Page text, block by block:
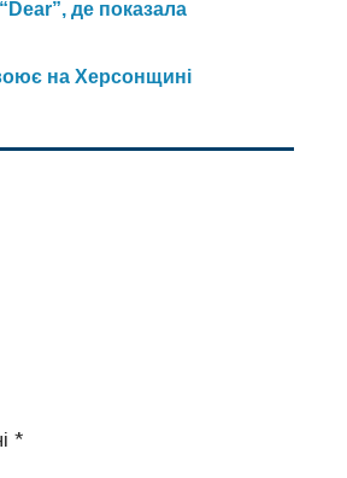
де показала
на Херсонщині
*